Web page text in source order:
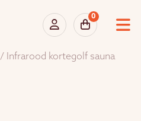
0
/ Infrarood kortegolf sauna